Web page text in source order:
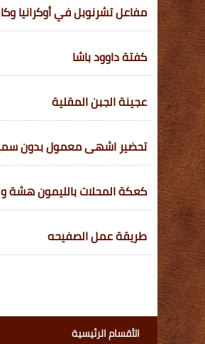
مفاعل تشرنوبل في أوكرانيا
كفتة داوود باشا
عجينة الجبن المقلية
تحضير اشهى معمول بدون
كعكة المحلات بالليمون هشة
طريقة عمل الصفيحه
الأقسام الرئيسية